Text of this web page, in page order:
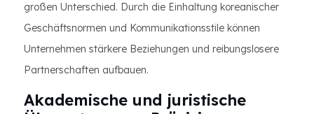
großen Unterschied. Durch die Einhaltung koreanischer
Geschäftsnormen und Kommunikationsstile können
Unternehmen stärkere Beziehungen und reibungslosere
Partnerschaften aufbauen.
Akademische und juristische